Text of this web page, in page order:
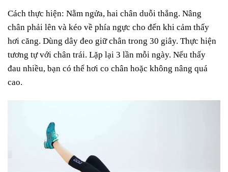
Cách thực hiện: Nằm ngửa, hai chân duỗi thẳng. Nâng
chân phải lên và kéo về phía ngực cho đến khi cảm thấy
hơi căng. Dùng dây đeo giữ chân trong 30 giây. Thực hiện
tương tự với chân trái. Lặp lại 3 lần mỗi ngày. Nếu thấy
đau nhiều, bạn có thể hơi co chân hoặc không nâng quá
cao.